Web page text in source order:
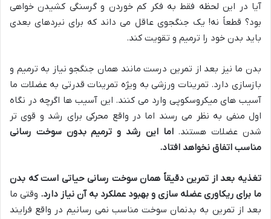
آیا در این لحظه فقط به فکر کم خوردن و گرسنگی کشیدن خواهی
بود؟ قطعاً نه! یک جنگجوی عاقل می داند که برای نبردهای بعدی
باید بدن خود را ترمیم و تقویت کند.
بدن ما نیز بعد از تمرین درست مانند همان جنگجو نیاز به ترمیم و
بازسازی دارد. تمرینات ورزشی به ویژه تمرینات قدرتی به عضلات ما
آسیب های میکروسکوپی وارد می کنند. این آسیب ها اگرچه در نگاه
اول منفی به نظر می رسند اما در واقع محرکی برای رشد و قوی تر
شدن عضلات هستند.اما این رشد و ترمیم بدون سوخت رسانی
مناسب اتفاق نخواهد افتاد.
تغذیه بعد از تمرین دقیقاً همان سوخت رسانی حیاتی است که بدن
ما برای ریکاوری عضله سازی و بهبود عملکرد به آن نیاز دارد. وقتی ما
بعد از تمرین به بدنمان سوخت مناسب نمی رسانیم در واقع فرایند